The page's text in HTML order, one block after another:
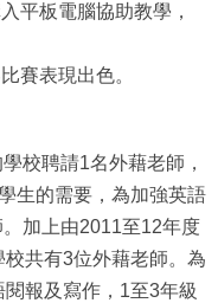
平板電腦協助教學，
賽表現出色。
校聘請1名外藉老師，
生的需要，為加強英語
加上由2011至12年度
共有3位外藉老師。為
報及寫作，1至3年級